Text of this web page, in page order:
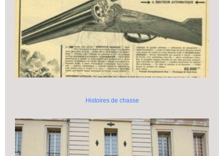
Histoires de chasse